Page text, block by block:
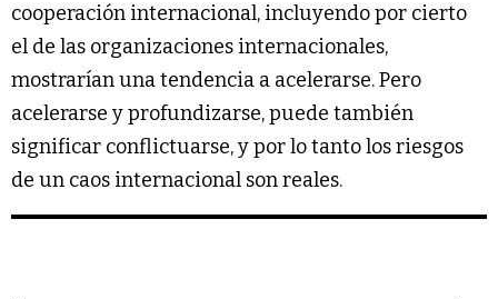
cooperación internacional, incluyendo por cierto
el de las organizaciones internacionales,
mostrarían una tendencia a acelerarse. Pero
acelerarse y profundizarse, puede también
significar conflictuarse, y por lo tanto los riesgos
de un caos internacional son reales.